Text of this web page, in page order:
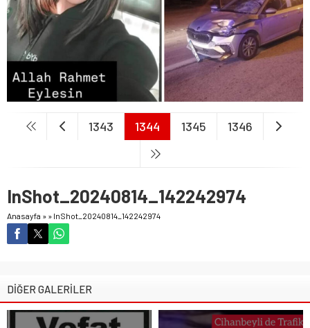
Trafik Kazasinda Yaralanmıştı, Tedavi gördüğü Hastanede
Hayatını Kaybetti
DOLAR
47,5639
1343 1344 1345 1346
InShot_20240814_142242974
Anasayfa » » InShot_20240814_142242974
DİĞER GALERİLER